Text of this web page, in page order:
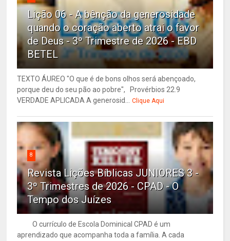
Lição 06 - A bênção da generosidade
quando o coração aberto atrai o favor
de Deus - 3º Trimestre de 2026 - EBD
BETEL
TEXTO ÁUREO "O que é de bons olhos será abençoado,
porque deu do seu pão ao pobre", Provérbios 22.9
VERDADE APLICADA A generosid... Clique Aqui
8
Revista Lições Bíblicas JUNIORES 3 -
3º Trimestres de 2026 - CPAD - O
Tempo dos Juízes
O currículo de Escola Dominical CPAD é um
aprendizado que acompanha toda a família. A cada